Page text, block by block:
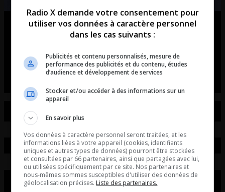
Ouellet en direct – Intégral du 07-
Ouellet en direct - Intégral du 07-08-2026
Radio X demande votre consentement pour
utiliser vos données à caractère personnel
dans les cas suivants :
Publicités et contenu personnalisés, mesure de
performance des publicités et du contenu, études
d’audience et développement de services
Stocker et/ou accéder à des informations sur un
appareil
En savoir plus
Vos données à caractère personnel seront traitées, et les
informations liées à votre appareil (cookies, identifiants
uniques et autres types de données) pourront être stockées
et consultées par 66 partenaires, ainsi que partagées avec lui,
ou utilisées spécifiquement par ce site. Nos partenaires et
nous-mêmes sommes susceptibles d'utiliser des données de
géolocalisation précises. Liste des partenaires.